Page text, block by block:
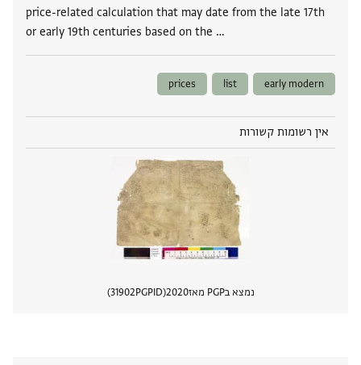
price-related calculation that may date from the late 17th
or early 19th centuries based on the …
early modern
list
prices
אין רשומות קשורות
נמצא בPGP מאז 2020
PGPID
31902